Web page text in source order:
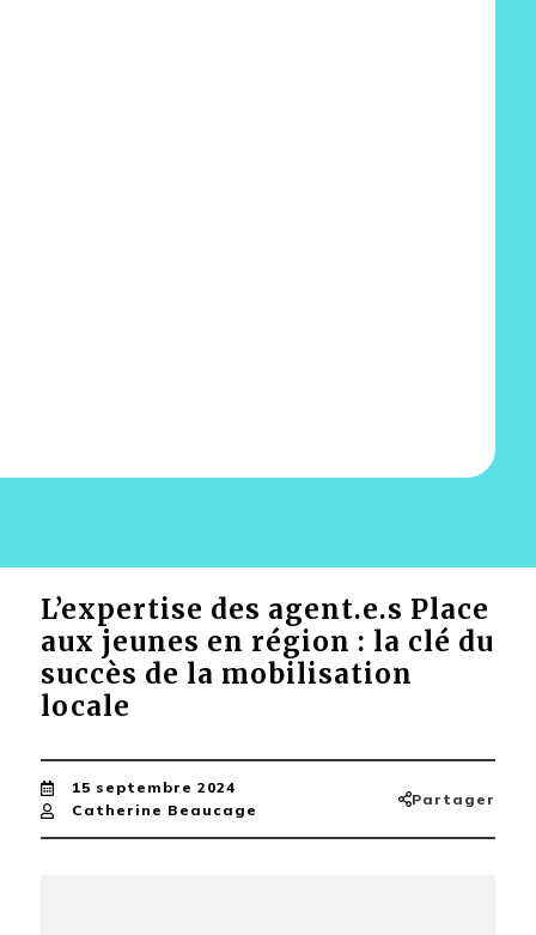
L’expertise des agent.e.s Place
aux jeunes en région : la clé du
succès de la mobilisation
locale
15 septembre 2024
Catherine Beaucage
Partager